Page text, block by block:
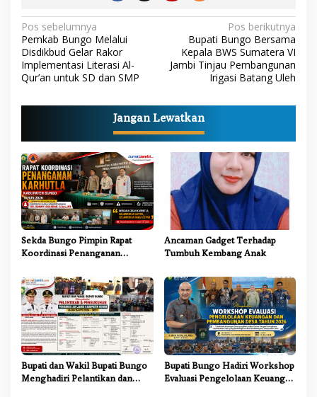
N
a
v
i
g
s
i
p
o
s
Pos sebelumnya
Pemkab Bungo Melalui
Disdikbud Gelar Rakor
Implementasi Literasi Al-
Qur’an untuk SD dan SMP
Pos berikutnya
Bupati Bungo Bersama
Kepala BWS Sumatera VI
Jambi Tinjau Pembangunan
Irigasi Batang Uleh
Jangan Lewatkan
Sekda Bungo Pimpin Rapat
Koordinasi Penanganan
Sinergi Lintas Sektor
Ancaman Gadget Terhadap
Tumbuh Kembang Anak
Bupati dan Wakil Bupati Bungo
Menghadiri Pelantikan dan
Bupati Bungo Hadiri Workshop
Evaluasi Pengelolaan Keuangan